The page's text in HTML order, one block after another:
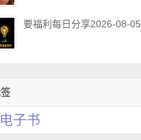
要福利每日分享2026-08-05
电子书